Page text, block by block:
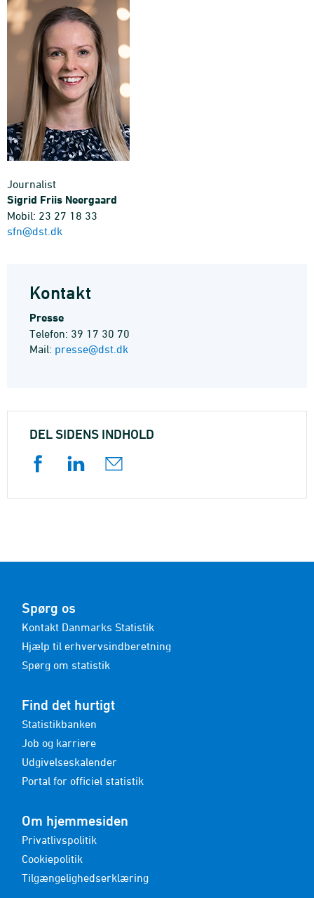
Journalist
Sigrid Friis Neergaard
Mobil: 23 27 18 33
sfn@dst.dk
Kontakt
Presse
Telefon: 39 17 30 70
Mail: presse@dst.dk
DEL SIDENS INDHOLD
Spørg os
Kontakt Danmarks Statistik
Hjælp til erhvervsindberetning
Spørg om statistik
Find det hurtigt
Statistikbanken
Job og karriere
Udgivelseskalender
Portal for officiel statistik
Om hjemmesiden
Privatlivspolitik
Cookiepolitik
Tilgængelighedserklæring